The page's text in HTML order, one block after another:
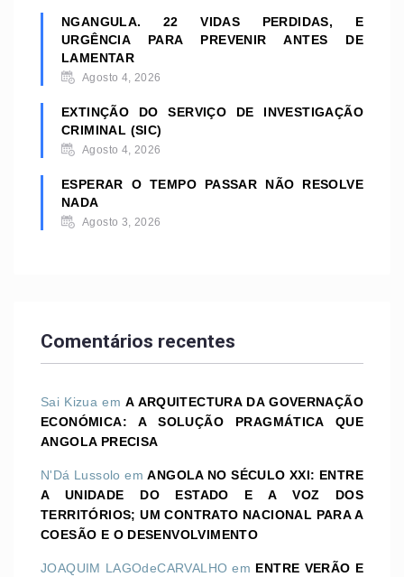
NGANGULA. 22 VIDAS PERDIDAS, E
URGÊNCIA PARA PREVENIR ANTES DE
LAMENTAR
Agosto 4, 2026
EXTINÇÃO DO SERVIÇO DE INVESTIGAÇÃO
CRIMINAL (SIC)
Agosto 4, 2026
ESPERAR O TEMPO PASSAR NÃO RESOLVE
NADA
Agosto 3, 2026
Comentários recentes
Sai Kizua emA ARQUITECTURA DA GOVERNAÇÃO
ECONÓMICA: A SOLUÇÃO PRAGMÁTICA QUE
ANGOLA PRECISA
N'Dá Lussolo emANGOLA NO SÉCULO XXI: ENTRE
A UNIDADE DO ESTADO E A VOZ DOS
TERRITÓRIOS; UM CONTRATO NACIONAL PARA A
COESÃO E O DESENVOLVIMENTO
JOAQUIM LAGOdeCARVALHO em ENTRE VERÃO E